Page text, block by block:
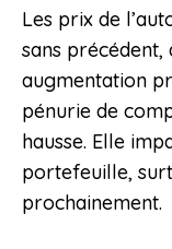
Les prix de
sans précédent,
augmentation
pénurie de
hausse. Elle
portefeuille,
prochainement.